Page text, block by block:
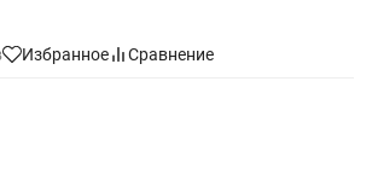
Избранное Сравнение